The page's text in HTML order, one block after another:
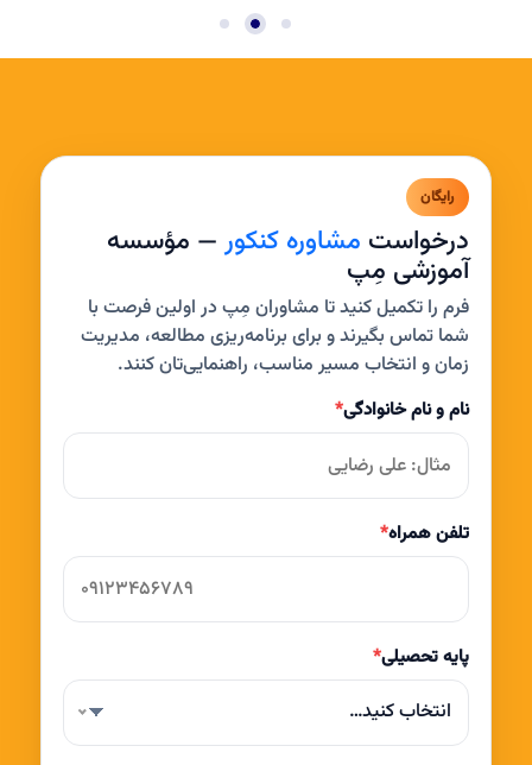
رایگان
درخواست مشاوره کنکور— مؤسسه
آموزشی مِپ
فرم را تکمیل کنید تا مشاوران مِپ در اولین فرصت با
شما تماس بگیرند و برای برنامه‌ریزی مطالعه، مدیریت
زمان و انتخاب مسیر مناسب، راهنمایی‌تان کنند.
نام و نام خانوادگی*
تلفن همراه*
پایه تحصیلی*
انتخاب کنید…